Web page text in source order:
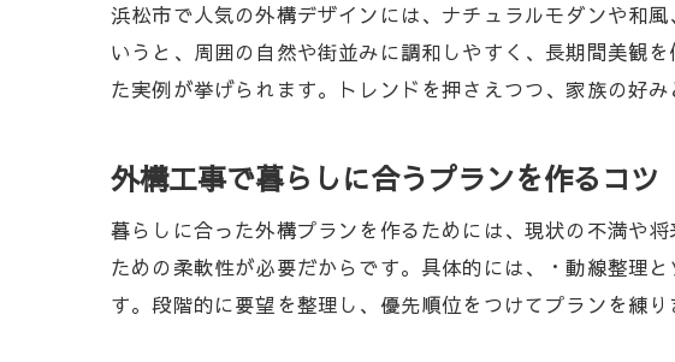
外構工
外構
外構
静岡
浜松市で人気の外構デザインには、ナチュラルモダンや和
いうと、周囲の自然や街並みに調和しやすく、長期間美観
た実例が挙げられます。トレンドを押さえつつ、家族の好み
外構工事で暮らしに合うプランを作るコツ
暮らしに合った外構プランを作るためには、現状の不満や
ための柔軟性が必要だからです。具体的には、・動線整理
す。段階的に要望を整理し、優先順位をつけてプランを練り